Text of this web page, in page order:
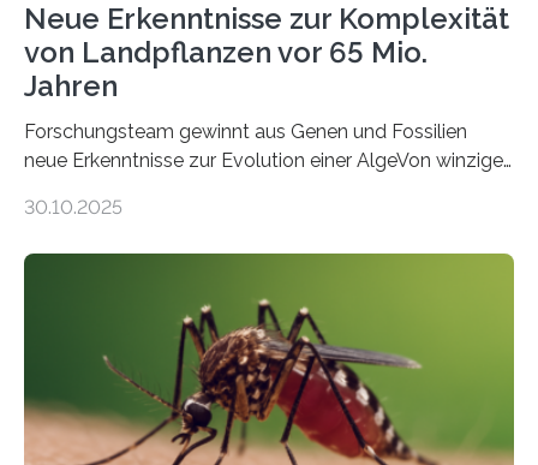
Neue Erkenntnisse zur Komplexität
von Landpflanzen vor 65 Mio.
Jahren
Forschungsteam gewinnt aus Genen und Fossilien
neue Erkenntnisse zur Evolution einer AlgeVon winzigen
Landpflanzen zählen zu den komplexesten
Grünalgen, die vor Hunderten von Millionen Jahren
lebten. Unter den Vorfahren sticht eine Gruppe heraus,
die noch heute in der Natur vorkommt: die
Süßwasseralge Coleochaetophyceae. Einige Arten
dieser Gruppe bilden aus Zellfäden dichte Geflechte
mit scheibenförmiger Gestalt. Was auffällig ist: Die
30.10.2025